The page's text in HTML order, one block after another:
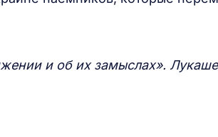
и об их замыслах».